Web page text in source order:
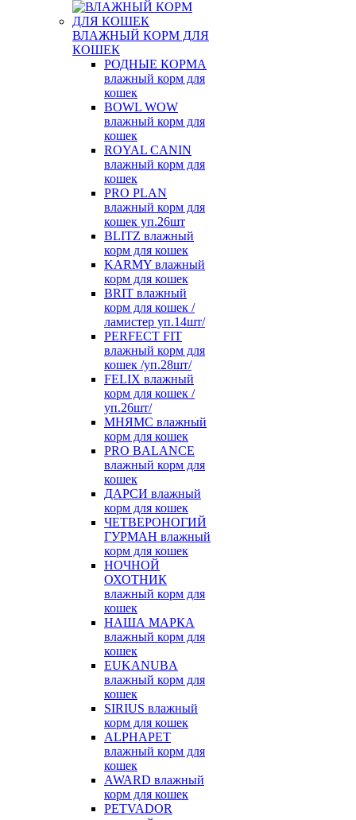
ВЛАЖНЫЙ КОРМ ДЛЯ
КОШЕК
РОДНЫЕ КОРМА
влажный корм для
кошек
BOWL WOW
влажный корм для
кошек
ROYAL CANIN
влажный корм для
кошек
PRO PLAN
влажный корм для
кошек уп.26шт
BLITZ влажный
корм для кошек
KARMY влажный
корм для кошек
BRIT влажный
корм для кошек /
ламистер уп.14шт/
PERFECT FIT
влажный корм для
кошек /уп.28шт/
FELIX влажный
корм для кошек /
уп.26шт/
МНЯМС влажный
корм для кошек
PRO BALANCE
влажный корм для
кошек
ДАРСИ влажный
корм для кошек
ЧЕТВЕРОНОГИЙ
ГУРМАН влажный
корм для кошек
НОЧНОЙ
ОХОТНИК
влажный корм для
кошек
НАША МАРКА
влажный корм для
кошек
EUKANUBA
влажный корм для
кошек
SIRIUS влажный
корм для кошек
ALPHAPET
влажный корм для
кошек
AWARD влажный
корм для кошек
PETVADOR